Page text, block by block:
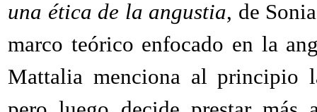
una ética de la angustia, de
marco teórico enfocado en la
Mattalia menciona al principio